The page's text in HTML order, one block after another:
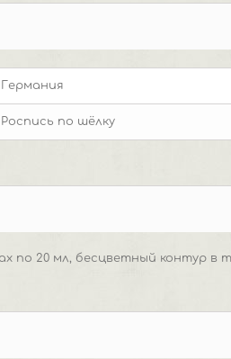
Германия
Роспись по шёлку
по 20 мл, бесцветный контур в